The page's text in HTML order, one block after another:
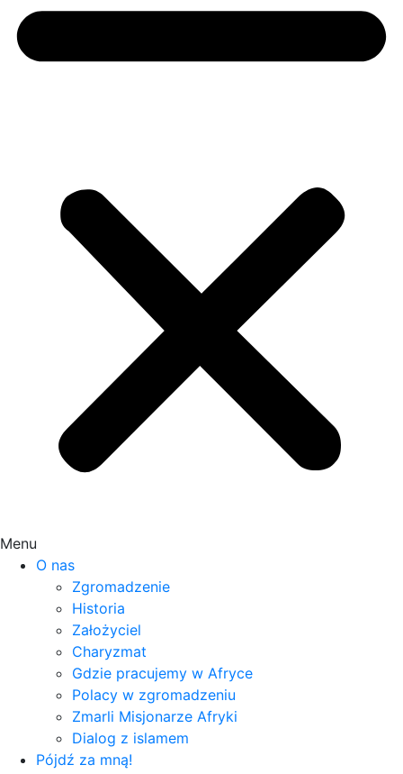
Menu
O nas
Zgromadzenie
Historia
Założyciel
Charyzmat
Gdzie pracujemy w Afryce
Polacy w zgromadzeniu
Zmarli Misjonarze Afryki
Dialog z islamem
Pójdź za mną!